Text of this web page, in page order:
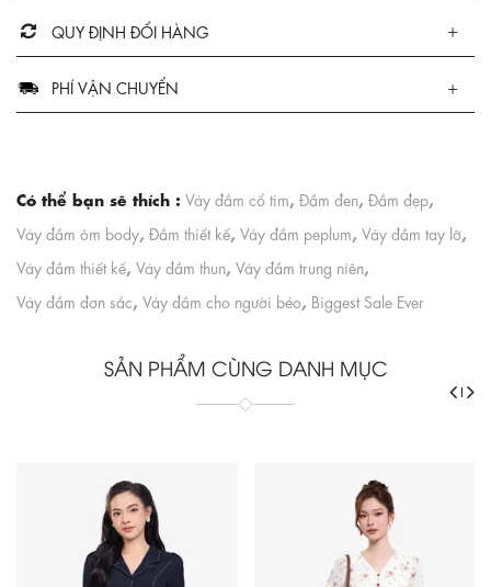
QUY ĐỊNH ĐỔI HÀNG
PHÍ VẬN CHUYỂN
Có thể bạn sẽ thích : Váy đầm cổ tim, Đầm đen, Đầm đẹp,
Váy đầm ôm body, Đầm thiết kế, Váy đầm peplum, Váy đầm tay lỡ,
Váy đầm thiết kế, Váy đầm thun, Váy đầm trung niên,
Váy đầm đơn sắc, Váy đầm cho người béo, Biggest Sale Ever
SẢN PHẨM CÙNG DANH MỤC